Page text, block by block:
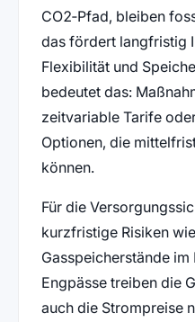
CO2‑Pfad, bleiben
das fördert langfristig
Flexibilität und
bedeutet das:
zeitvariable Tarife
Optionen, die
können.
Für die
kurzfristige Risiken
Gasspeicherstände
Engpässe treiben die
auch die Strompreise